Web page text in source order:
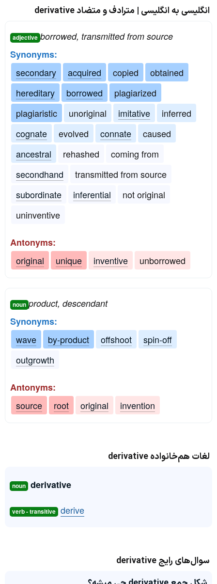
انگلیسی به انگلیسی | مترادف و متضاد derivative
adjective borrowed, transmitted from source
Synonyms:
secondary
acquired copied
obtained
hereditary
borrowed
plagiarized
plagiaristic
unoriginal imitative
inferred
cognate
evolved connate
caused
ancestral
rehashed
coming from
secondhand
transmitted from source
subordinate
inferential
not original
uninventive
Antonyms:
original
unique inventive unborrowed
noun product, descendant
Synonyms:
wave
by-product offshoot
spin-off
outgrowth
Antonyms:
source
root original invention
لغات هم‌خانواده derivative
noun derivative
verb - transitive derive
سوال‌های رایج derivative